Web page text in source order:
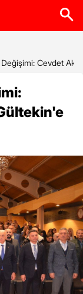
Değişimi: Cevdet